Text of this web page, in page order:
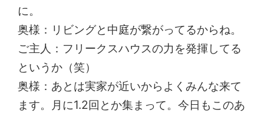
に。
奥様：リビングと中庭が繋がってるからね。
ご主人：フリークスハウスの力を発揮してる
というか（笑）
奥様：あとは実家が近いからよくみんな来て
ます。月に1.2回とか集まって。今日もこのあ